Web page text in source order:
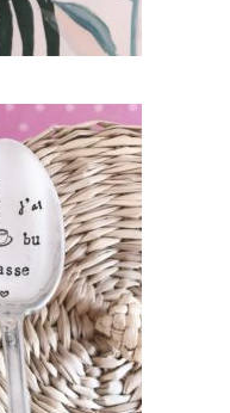
VINTAGE : J’AI